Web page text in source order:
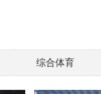
综合体育